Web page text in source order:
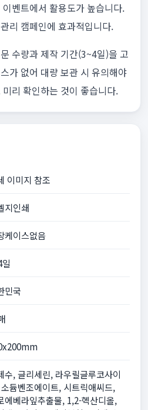
벤트에서 활용도가 높습니다.
리 캠페인에 효과적입니다.
수량과 제작 기간(3~4일)을 고
가 없어 대량 보관 시 유의해야
리 확인하는 것이 좋습니다.
이미지 참조
지인쇄
케이스없음
민국
수, 글리세린, 라우릴글루코사이
듐벤조에이트, 시트릭애씨드,
에베라잎추출물, 1,2-헥산디올,